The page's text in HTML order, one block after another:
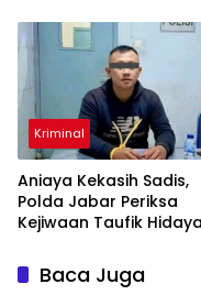
Kriminal
Aniaya Kekasih Sadis,
Polda Jabar Periksa
Kejiwaan Taufik
Baca Juga